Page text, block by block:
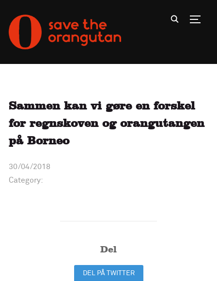
Sammen kan vi gøre en forskel
for regnskoven og orangutangen
på Borneo
30/04/2018
Category:
Del
DEL PÅ TWITTER